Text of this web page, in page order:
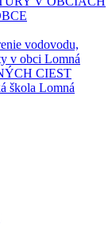
vodovodu,
v obci Lomná
CIEST
škola Lomná